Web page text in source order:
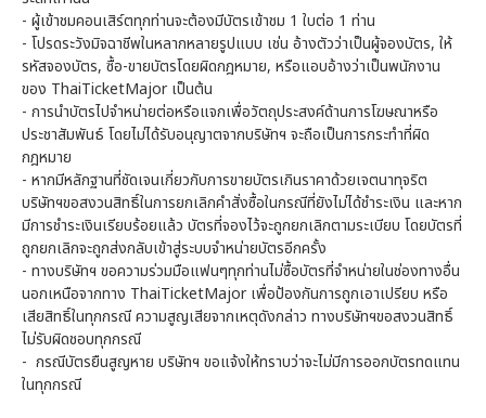
- ผู้เข้าชมคอนเสิร์ตทุกท่านจะต้องมีบัตรเข้าชม 1 ใบต่อ 1 ท่าน
- โปรดระวังมิจฉาชีพในหลากหลายรูปแบบ เช่น อ้างตัวว่าเป็นผู้จองบัตร, ให้
รหัสจองบัตร, ซื้อ-ขายบัตรโดยผิดกฎหมาย, หรือแอบอ้างว่าเป็นพนักงาน
ของ ThaiTicketMajor เป็นต้น
- การนำบัตรไปจำหน่ายต่อหรือแจกเพื่อวัตถุประสงค์ด้านการโฆษณาหรือ
ประชาสัมพันธ์ โดยไม่ได้รับอนุญาตจากบริษัทฯ จะถือเป็นการกระทำที่ผิด
กฎหมาย
- หากมีหลักฐานที่ชัดเจนเกี่ยวกับการขายบัตรเกินราคาด้วยเจตนาทุจริต
บริษัทฯขอสงวนสิทธิ์ในการยกเลิกคำสั่งซื้อในกรณีที่ยังไม่ได้ชำระเงิน และหาก
มีการชำระเงินเรียบร้อยแล้ว บัตรที่จองไว้จะถูกยกเลิกตามระเบียบ โดยบัตรที่
ถูกยกเลิกจะถูกส่งกลับเข้าสู่ระบบจำหน่ายบัตรอีกครั้ง
- ทางบริษัทฯ ขอความร่วมมือแฟนๆทุกท่านไม่ซื้อบัตรที่จำหน่ายในช่องทางอื่น
นอกเหนือจากทาง ThaiTicketMajor เพื่อป้องกันการถูกเอาเปรียบ หรือ
เสียสิทธิ์ในทุกกรณี ความสูญเสียจากเหตุดังกล่าว ทางบริษัทฯขอสงวนสิทธิ์
ไม่รับผิดชอบทุกกรณี
- กรณีบัตรยืนสูญหาย บริษัทฯ ขอแจ้งให้ทราบว่าจะไม่มีการออกบัตรทดแทน
ในทุกกรณี